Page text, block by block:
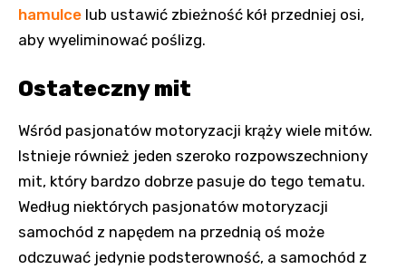
hamulce lub ustawić zbieżność kół przedniej osi,
aby wyeliminować poślizg.
Ostateczny mit
Wśród pasjonatów motoryzacji krąży wiele mitów.
Istnieje również jeden szeroko rozpowszechniony
mit, który bardzo dobrze pasuje do tego tematu.
Według niektórych pasjonatów motoryzacji
samochód z napędem na przednią oś może
odczuwać jedynie podsterowność, a samochód z